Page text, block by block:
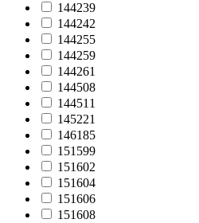
144239
144242
144255
144259
144261
144508
144511
145221
146185
151599
151602
151604
151606
151608